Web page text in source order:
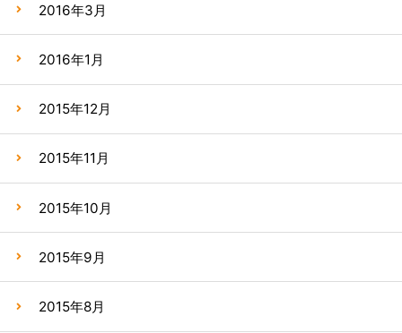
2016年3月
2016年1月
2015年12月
2015年11月
2015年10月
2015年9月
2015年8月